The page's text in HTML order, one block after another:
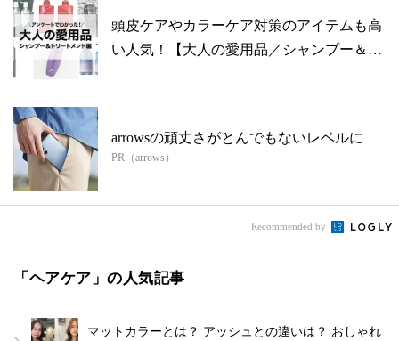
頭皮ケアやカラーケア対策のアイテムも高
い人気！【大人の愛用品／シャンプー＆ト
arrowsの頑丈さがとんでもないレベルに
PR（arrows）
Recommended by
「ヘアケア」の人気記事
マットカラーとは？ アッシュとの違いは？ おしゃれ